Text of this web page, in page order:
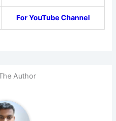
For YouTube Channel
Author